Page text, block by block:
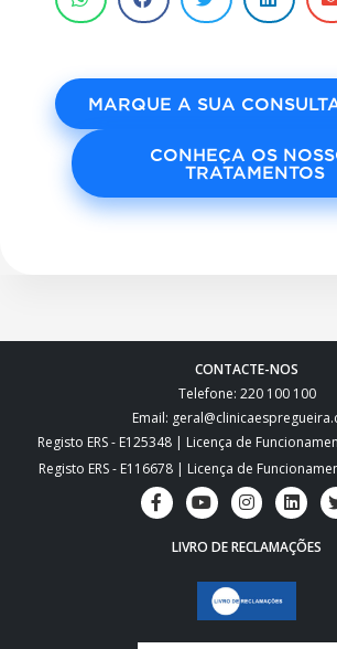
MARQUE A SUA
CONHEÇA OS
TRATAMENTOS
CONTACTE-NOS
Telefone: 220 100 100
Email:
Registo ERS - E125348 | Licença de
Registo ERS - E116678 | Licença de
LIVRO DE RECLAMAÇÕES